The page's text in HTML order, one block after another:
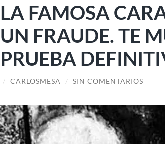
LA FAMOSA
UN FRAUDE. TE
PRUEBA
/ CARLOSMESA / SIN COMENTARIOS